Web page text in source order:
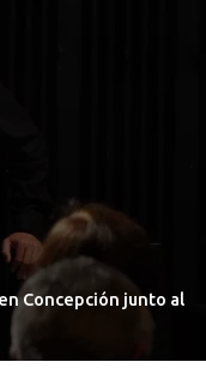
Concepción junto al